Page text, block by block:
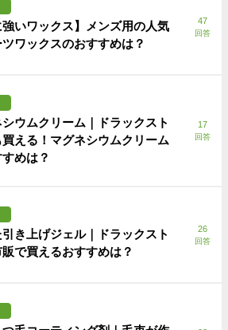
強いワックス】メンズ用の人気
ツワックスのおすすめは？
47
回答
ウムクリーム｜ドラックスト
買える！マグネシウムクリーム
めは？
17
回答
引き上げジェル｜ドラックスト
で買えるおすすめは？
26
回答